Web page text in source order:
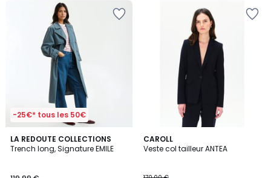
-25€* tous les 50€
LA REDOUTE COLLECTIONS
Trench long, Signature EMILE
4,3
/ 5
CAROLL
Veste col tailleur ANTEA
2
Couleurs